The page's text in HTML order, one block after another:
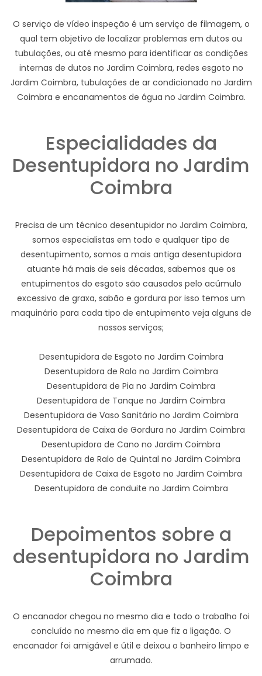
O serviço de vídeo inspeção é um serviço de filmagem, o
qual tem objetivo de localizar problemas em dutos ou
tubulações, ou até mesmo para identificar as condições
internas de dutos no Jardim Coimbra, redes esgoto no
Jardim Coimbra, tubulações de ar condicionado no Jardim
Coimbra e encanamentos de água no Jardim Coimbra.
Especialidades da
Desentupidora no Jardim
Coimbra
Precisa de um técnico desentupidor no Jardim Coimbra,
somos especialistas em todo e qualquer tipo de
desentupimento, somos a mais antiga desentupidora
atuante há mais de seis décadas, sabemos que os
entupimentos do esgoto são causados pelo acúmulo
excessivo de graxa, sabão e gordura por isso temos um
maquinário para cada tipo de entupimento veja alguns de
nossos serviços;
Desentupidora de Esgoto no Jardim Coimbra
Desentupidora de Ralo no Jardim Coimbra
Desentupidora de Pia no Jardim Coimbra
Desentupidora de Tanque no Jardim Coimbra
Desentupidora de Vaso Sanitário no Jardim Coimbra
Desentupidora de Caixa de Gordura no Jardim Coimbra
Desentupidora de Cano no Jardim Coimbra
Desentupidora de Ralo de Quintal no Jardim Coimbra
Desentupidora de Caixa de Esgoto no Jardim Coimbra
Desentupidora de conduite no Jardim Coimbra
Depoimentos sobre a
desentupidora no Jardim
Coimbra
O encanador chegou no mesmo dia e todo o trabalho foi
concluído no mesmo dia em que fiz a ligação. O
encanador foi amigável e útil e deixou o banheiro limpo e
arrumado.